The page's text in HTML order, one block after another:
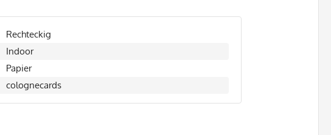
Rechteckig
Indoor
Papier
colognecards